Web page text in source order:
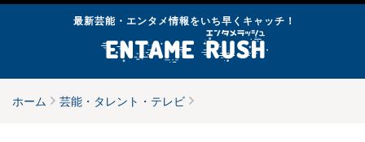
最新芸能・エンタメ情報をいち早くキャッチ！
ホーム 芸能・タレント・テレビ